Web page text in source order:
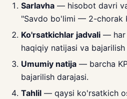
Sarlavha — hisobot davri
"Savdo bo'limi — 2-chorak
Ko'rsatkichlar jadvali — har
haqiqiy natijasi va
Umumiy natija — barcha
bajarilish darajasi.
Tahlil — qaysi ko'rsatkich